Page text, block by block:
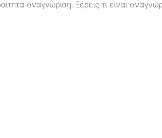
αναγνώριση. Ξέρεις τι είναι